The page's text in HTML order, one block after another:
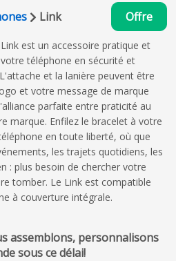
Link Offre
est un accessoire pratique et
téléphone en sécurité et
et la lanière peuvent être
et votre message de marque
parfaite entre praticité au
marque. Enfilez le bracelet à votre
en toute liberté, où que
les trajets quotidiens, les
: plus besoin de chercher votre
tomber. Le Link est compatible
à couverture intégrale.
assemblons, personnalisons
sous ce délai!